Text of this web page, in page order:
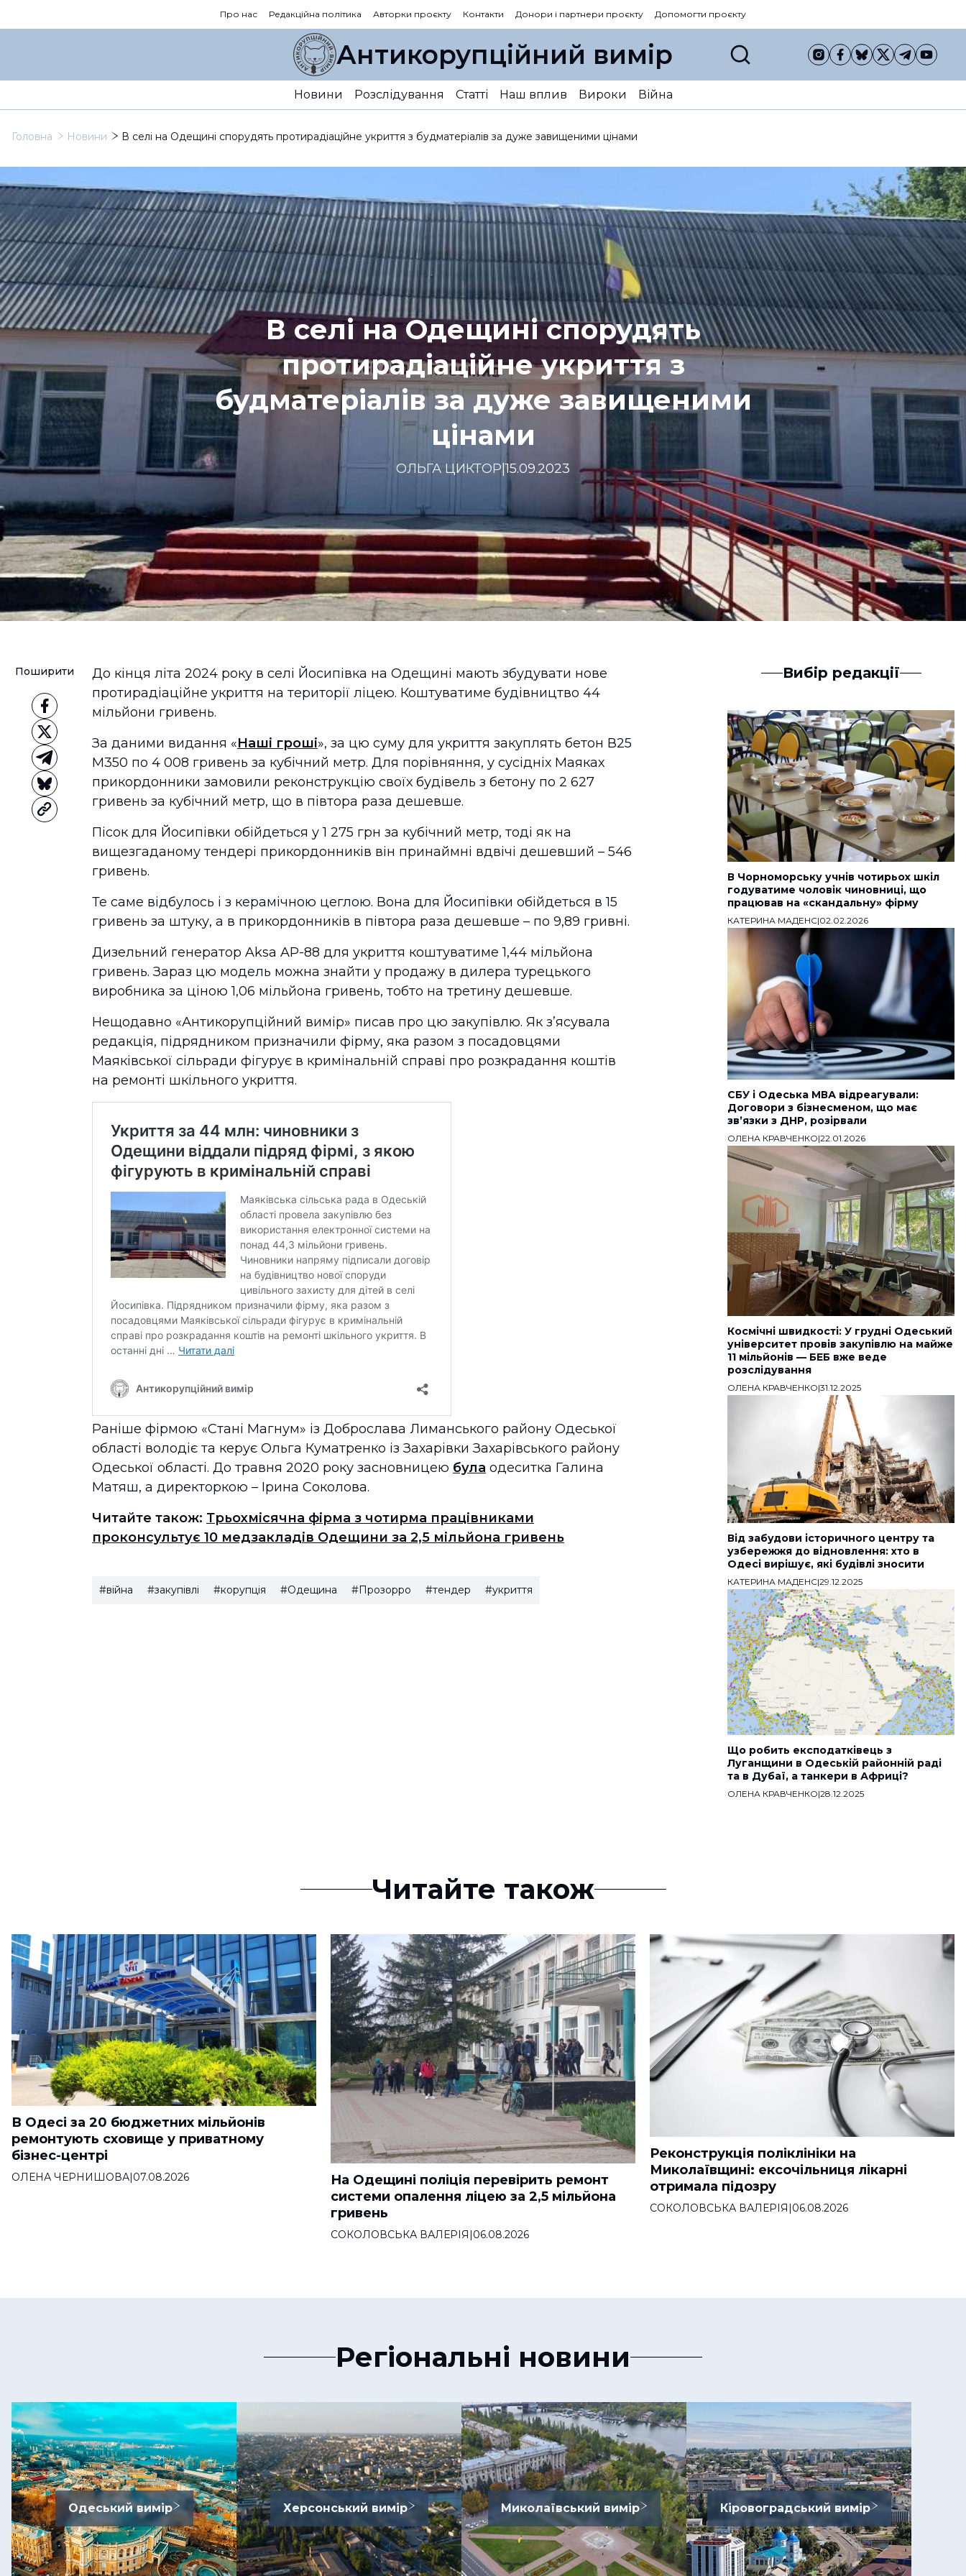
Про нас Редакційна політика Авторки проєкту Контакти Донори і партнери проєкту Допомогти проєкту
Антикорупційний вимір
Новини Розслідування Статті Наш вплив Вироки Війна
Головна Новини В селі на Одещині спорудять протирадіаційне укриття з будматеріалів за дуже завищеними цінами
В селі на Одещині спорудять
протирадіаційне укриття з
будматеріалів за дуже завищеними
цінами
ОЛЬГА ЦИКТОР |15.09.2023
Поширити
До кінця літа 2024 року в селі Йосипівка на Одещині мають збудувати нове
протирадіаційне укриття на території ліцею. Коштуватиме будівництво 44
мільйони гривень.
За даними видання «Наші гроші», за цю суму для укриття закуплять бетон В25
М350 по 4 008 гривень за кубічний метр. Для порівняння, у сусідніх Маяках
прикордонники замовили реконструкцію своїх будівель з бетону по 2 627
гривень за кубічний метр, що в півтора раза дешевше.
Пісок для Йосипівки обійдеться у 1 275 грн за кубічний метр, тоді як на
вищезгаданому тендері прикордонників він принаймні вдвічі дешевший – 546
гривень.
Те саме відбулось і з керамічною цеглою. Вона для Йосипівки обійдеться в 15
гривень за штуку, а в прикордонників в півтора раза дешевше – по 9,89 гривні.
Дизельний генератор Aksa AP-88 для укриття коштуватиме 1,44 мільйона
гривень. Зараз цю модель можна знайти у продажу в дилера турецького
виробника за ціною 1,06 мільйона гривень, тобто на третину дешевше.
Нещодавно «Антикорупційний вимір» писав про цю закупівлю. Як з’ясувала
редакція, підрядником призначили фірму, яка разом з посадовцями
Маяківської сільради фігурує в кримінальній справі про розкрадання коштів
на ремонті шкільного укриття.
Раніше фірмою «Стані Магнум» із Доброслава Лиманського району Одеської
області володіє та керує Ольга Куматренко із Захарівки Захарівського району
Одеської області. До травня 2020 року засновницею була одеситка Галина
Матяш, а директоркою – Ірина Соколова.
Читайте також: Трьохмісячна фірма з чотирма працівниками
проконсультує 10 медзакладів Одещини за 2,5 мільйона гривень
#війна #закупівлі #корупція #Одещина #Прозорро #тендер #укриття
Вибір редакції
В Чорноморську учнів чотирьох шкіл
годуватиме чоловік чиновниці, що
працював на «скандальну» фірму
КАТЕРИНА МАДЕНС|02.02.2026
СБУ і Одеська МВА відреагували:
Договори з бізнесменом, що має
звʼязки з ДНР, розірвали
ОЛЕНА КРАВЧЕНКО|22.01.2026
Космічні швидкості: У грудні Одеський
університет провів закупівлю на майже
11 мільйонів — БЕБ вже веде
розслідування
ОЛЕНА КРАВЧЕНКО|31.12.2025
Від забудови історичного центру та
узбережжя до відновлення: хто в
Одесі вирішує, які будівлі зносити
КАТЕРИНА МАДЕНС|29.12.2025
Що робить експодатківець з
Луганщини в Одеській районній раді
та в Дубаї, а танкери в Африці?
ОЛЕНА КРАВЧЕНКО|28.12.2025
Читайте також
В Одесі за 20 бюджетних мільйонів
ремонтують сховище у приватному
бізнес-центрі
ОЛЕНА ЧЕРНИШОВА|07.08.2026
На Одещині поліція перевірить ремонт
системи опалення ліцею за 2,5 мільйона
гривень
СОКОЛОВСЬКА ВАЛЕРІЯ|06.08.2026
Реконструкція поліклініки на
Миколаївщині: ексочільниця лікарні
отримала підозру
СОКОЛОВСЬКА ВАЛЕРІЯ|06.08.2026
Регіональні новини
Одеський вимір Херсонський вимір Миколаївський вимір Кіровоградський вимір